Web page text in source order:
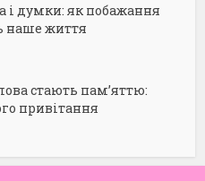
і думки: як побажання
наше життя
стають пам’яттю:
привітання